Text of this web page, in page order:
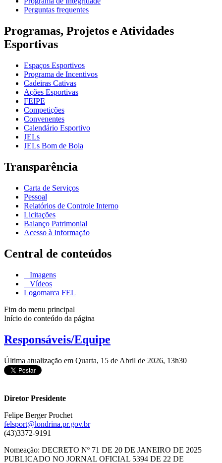
Perguntas frequentes
Programas, Projetos e Atividades
Esportivas
Espaços Esportivos
Programa de Incentivos
Cadeiras Cativas
Ações Esportivas
FEIPE
Competições
Convenentes
Calendário Esportivo
JELs
JELs Bom de Bola
Transparência
Carta de Serviços
Pessoal
Relatórios de Controle Interno
Licitações
Balanço Patrimonial
Acesso à Informação
Central de conteúdos
Imagens
Vídeos
Logomarca FEL
Fim do menu principal
Início do conteúdo da página
Responsáveis/Equipe
Última atualização em Quarta, 15 de Abril de 2026, 13h30
Diretor Presidente
Felipe Berger Prochet
felsport@londrina.pr.gov.br
(43)3372-9191
Nomeação: DECRETO Nº 71 DE 20 DE JANEIRO DE 2025
PUBLICADO NO JORNAL OFICIAL 5394 DE 22 DE